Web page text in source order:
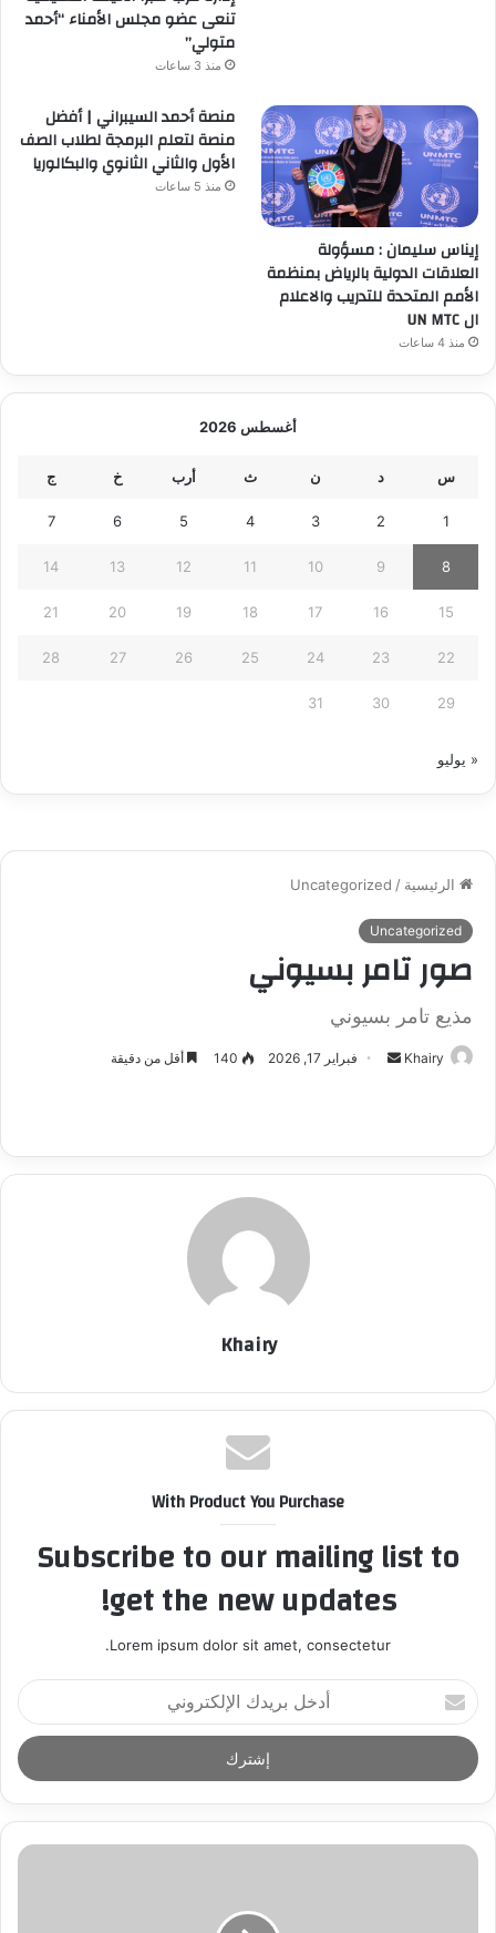
تنعى عضو مجلس الأمناء “أحمد
متولي”
منذ 3 ساعات
إيناس سليمان : مسؤولة
العلاقات الدولية بالرياض بمنظمة
الأمم المتحدة للتدريب والاعلام
ال UN MTC
منذ 4 ساعات
منصة أحمد السيبراني | أفضل
منصة لتعلم البرمجة لطلاب الصف
الأول والثاني الثانوي والبكالوريا
منذ 5 ساعات
أغسطس 2026
س د ن ث أرب خ ج
1
2
3
4
5
6
7
8
9
10
11
12
13
14
15
16
17
18
19
20
21
22
23
24
25
26
27
28
29
30
31
« يوليو